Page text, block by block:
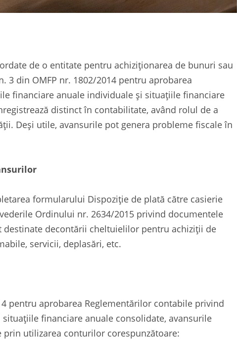
de o entitate pentru achiziționarea de bunuri sau
3 din OMFP nr. 1802/2014 pentru aprobarea
financiare anuale individuale şi situațiile financiare
distinct în contabilitate, având rolul de a
Deși utile, avansurile pot genera probleme fiscale în
formularului Dispoziție de plată către casierie
Ordinului nr. 2634/2015 privind documentele
destinate decontării cheltuielilor pentru achiziții de
servicii, deplasări, etc.
pentru aprobarea Reglementărilor contabile privind
financiare anuale consolidate, avansurile
utilizarea conturilor corespunzătoare: